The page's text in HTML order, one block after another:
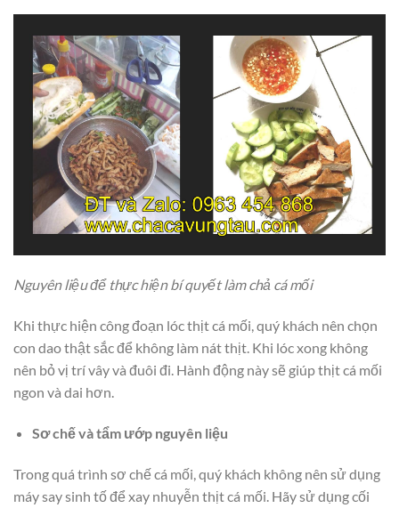
Nguyên liệu để thực hiện bí quyết làm chả cá mối
Khi thực hiện công đoạn lóc thịt cá mối, quý khách nên chọn
con dao thật sắc để không làm nát thịt. Khi lóc xong không
nên bỏ vị trí vây và đuôi đi. Hành động này sẽ giúp thịt cá mối
ngon và dai hơn.
Sơ chế và tẩm ướp nguyên liệu
Trong quá trình sơ chế cá mối, quý khách không nên sử dụng
máy say sinh tố để xay nhuyễn thịt cá mối. Hãy sử dụng cối